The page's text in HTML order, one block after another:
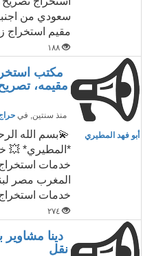
سعودي من
مقيم استخراج
١٨٨
مكتب
مقيمه،
منذ سنتين, في
أبو فهد المطيري
💫بسم الله
*المطيري* 💥
خدمات
المغرب مصر
خدمات
٢٧٤
نقل